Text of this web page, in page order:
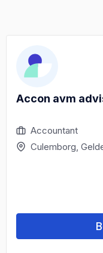
Accon avm
Accountant
Culemborg,